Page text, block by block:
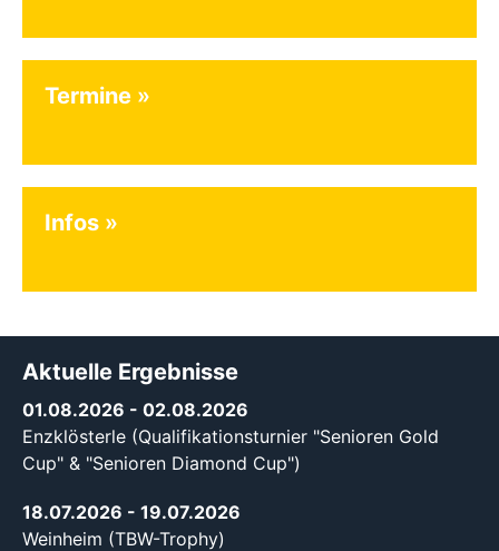
Termine
Infos
Aktuelle Ergebnisse
01.08.2026 - 02.08.2026
Enzklösterle (Qualifikationsturnier "Senioren Gold
Cup" & "Senioren Diamond Cup")
18.07.2026 - 19.07.2026
Weinheim (TBW-Trophy)